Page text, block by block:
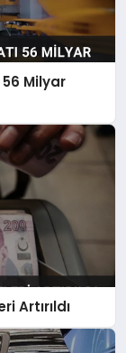
Milyar
Artırıldı